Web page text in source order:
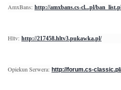
AmxBans: http://amxbans.cs-cl...pl/
Hltv: http://217458.hltv3.pukawka.pl/
Opiekun Serwera: http://forum.cs-